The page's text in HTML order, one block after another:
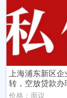
上海浦东新区企
转，空放贷款办
价格：面议